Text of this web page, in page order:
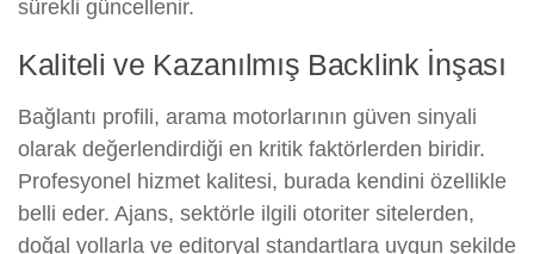
sürekli güncellenir.
Kaliteli ve Kazanılmış Backlink İnşası
Bağlantı profili, arama motorlarının güven sinyali
olarak değerlendirdiği en kritik faktörlerden biridir.
Profesyonel hizmet kalitesi, burada kendini özellikle
belli eder. Ajans, sektörle ilgili otoriter sitelerden,
doğal yollarla ve editoryal standartlara uygun şekilde